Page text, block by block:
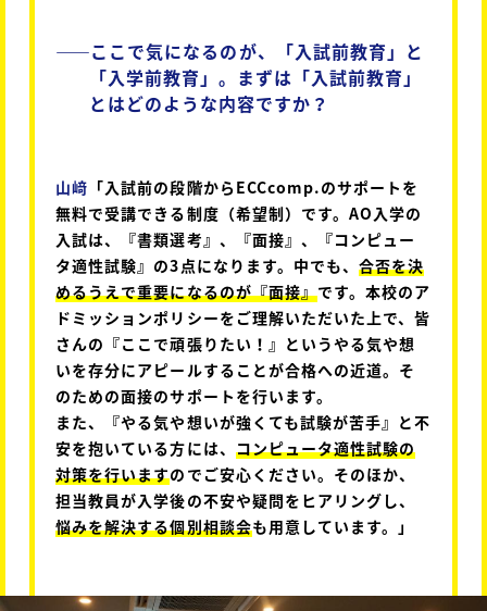
―― ここで気になるのが、「入試前教育」と
「入学前教育」。まずは「入試前教育」
とはどのような内容ですか？
山﨑 「入試前の段階からECCcomp.のサポートを
無料で受講できる制度（希望制）です。AO入学の
入試は、『書類選考』、『面接』、『コンピュー
タ適性試験』の3点になります。中でも、合否を決
めるうえで重要になるのが『面接』です。本校のア
ドミッションポリシーをご理解いただいた上で、皆
さんの『ここで頑張りたい！』というやる気や想
いを存分にアピールすることが合格への近道。そ
のための面接のサポートを行います。
また、『やる気や想いが強くても試験が苦手』と不
安を抱いている方には、 コンピュータ適性試験の
対策を行いますのでご安心ください。そのほか、
担当教員が入学後の不安や疑問をヒアリングし、
悩みを解決する個別相談会も用意しています。」